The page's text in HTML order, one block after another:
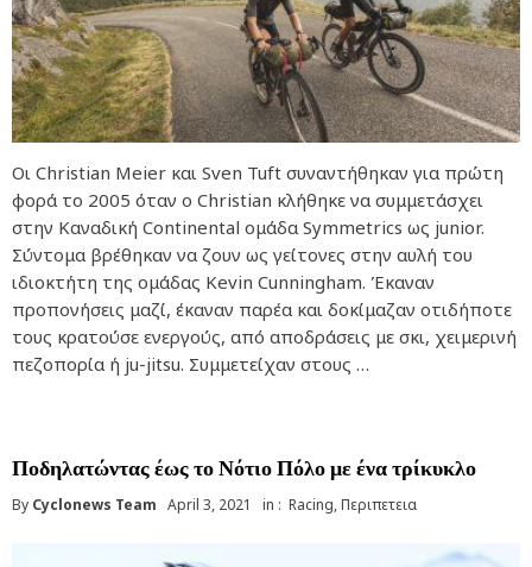
Οι Christian Meier και Sven Tuft συναντήθηκαν για πρώτη
φορά το 2005 όταν ο Christian κλήθηκε να συμμετάσχει
στην Καναδική Continental ομάδα Symmetrics ως junior.
Σύντομα βρέθηκαν να ζουν ως γείτονες στην αυλή του
ιδιοκτήτη της ομάδας Kevin Cunningham. Έκαναν
προπονήσεις μαζί, έκαναν παρέα και δοκίμαζαν οτιδήποτε
τους κρατούσε ενεργούς, από αποδράσεις με σκι, χειμερινή
πεζοπορία ή ju-jitsu. Συμμετείχαν στους …
Ποδηλατώντας έως το Νότιο Πόλο με ένα τρίκυκλο
By Cyclonews Team April 3, 2021 in : Racing,Περιπετεια